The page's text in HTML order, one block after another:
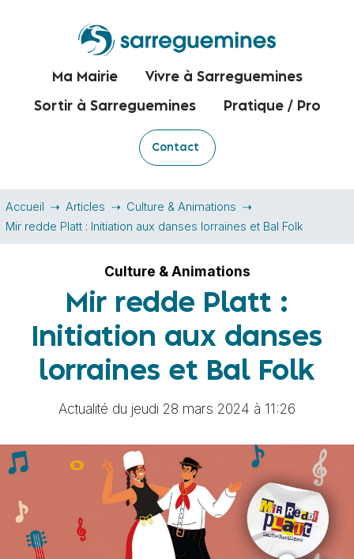
Ma Mairie Vivre à Sarreguemines
Sortir à Sarreguemines Pratique / Pro
Contact
Accueil Articles
Culture & Animations
Mir redde Platt : Initiation aux danses lorraines et Bal Folk
Culture & Animations
Mir redde Platt :
Initiation aux danses
lorraines et Bal Folk
Actualité du jeudi 28 mars 2024 à 11:26